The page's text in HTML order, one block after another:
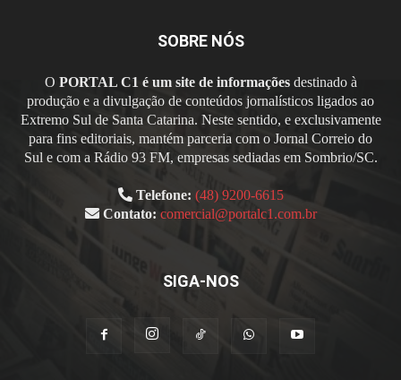
SOBRE NÓS
O PORTAL C1 é um site de informaçõesdestinado à
produção e a divulgação de conteúdos jornalísticos ligados ao
Extremo Sul de Santa Catarina. Neste sentido, e exclusivamente
para fins editoriais, mantém parceria com o Jornal Correio do
Sul e com a Rádio 93 FM, empresas sediadas em Sombrio/SC.
Telefone: (48) 9200-6615
Contato: comercial@portalc1.com.br
SIGA-NOS